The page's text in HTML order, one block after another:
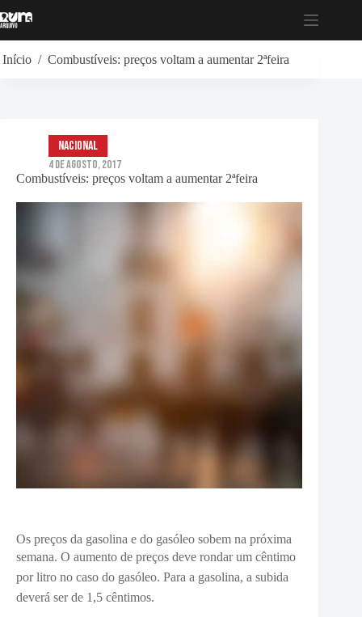
para
Início / Combustíveis: preços voltam a aumentar 2ªfeira
Combustíveis: preços voltam a aumentar 2ªfeira
Nacional
4 de Agosto, 2017
Os preços da gasolina e do gasóleo sobem na próxima
semana. O aumento de preços deve rondar um cêntimo
por litro no caso do gasóleo. Para a gasolina, a subida
deverá ser de 1,5 cêntimos.